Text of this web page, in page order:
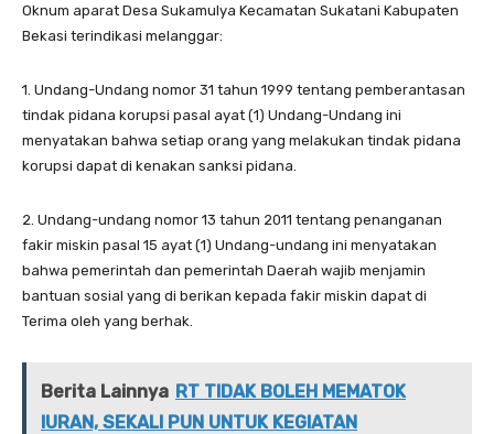
Oknum aparat Desa Sukamulya Kecamatan Sukatani Kabupaten
Bekasi terindikasi melanggar:
1. Undang-Undang nomor 31 tahun 1999 tentang pemberantasan
tindak pidana korupsi pasal ayat (1) Undang-Undang ini
menyatakan bahwa setiap orang yang melakukan tindak pidana
korupsi dapat di kenakan sanksi pidana.
2. Undang-undang nomor 13 tahun 2011 tentang penanganan
fakir miskin pasal 15 ayat (1) Undang-undang ini menyatakan
bahwa pemerintah dan pemerintah Daerah wajib menjamin
bantuan sosial yang di berikan kepada fakir miskin dapat di
Terima oleh yang berhak.
Berita Lainnya RT TIDAK BOLEH MEMATOK
IURAN, SEKALI PUN UNTUK KEGIATAN